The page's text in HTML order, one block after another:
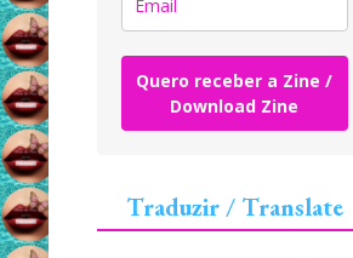
Quero receber a Zine /
Download Zine
Traduzir / Translate